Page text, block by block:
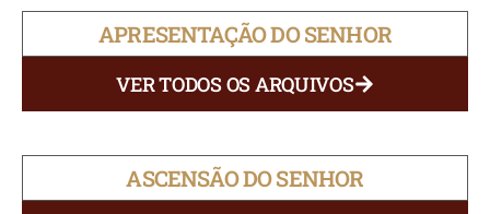
APRESENTAÇÃO DO SENHOR
VER TODOS OS ARQUIVOS
ASCENSÃO DO SENHOR